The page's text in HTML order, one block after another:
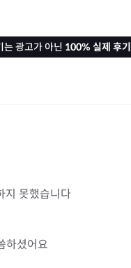
는 광고가 아닌 100% 실제 후기
지 못했습니다
하셨어요